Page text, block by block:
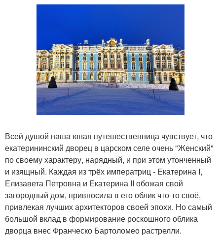
Всей душой наша юная путешественница чувствует, что
екатерининский дворец в царском селе очень "Женский"
по своему характеру, нарядный, и при этом утонченный
и изящный. Каждая из трёх императриц - Екатерина I,
Елизавета Петровна и Екатерина II обожая свой
загородный дом, привносила в его облик что-то своё,
привлекая лучших архитекторов своей эпохи. Но самый
большой вклад в формирование роскошного облика
дворца внес Франческо Бартоломео растрелли.